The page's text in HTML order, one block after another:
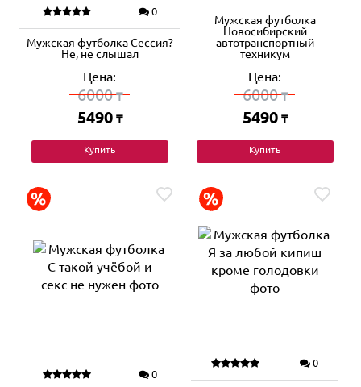
0
Мужская футболка Сессия?
Не, не слышал
Цена:
6000₸
5490 ₸
Купить
Мужская футболка
Новосибирский
автотранспортный
техникум
Цена:
6000₸
5490 ₸
Купить
0
0